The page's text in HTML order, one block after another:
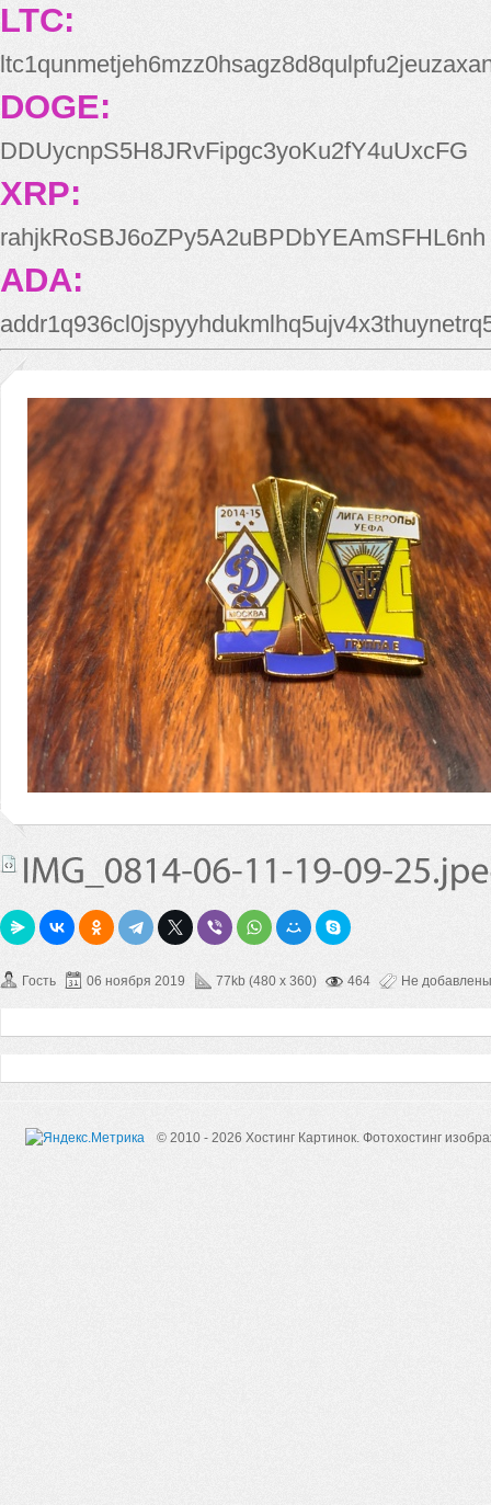
LTC:
DOGE:
DDUycnpS5H8JRvFipgc3yoKu2fY4uUxcFG
XRP:
rahjkRoSBJ6oZPy5A2uBPDbYEAmSFHL6nh
ADA:
Гость 06 ноября 2019 77kb (480 x 360) 464 Не добавлены
© 2010 - 2026 Хостинг Картинок. Фотохостинг